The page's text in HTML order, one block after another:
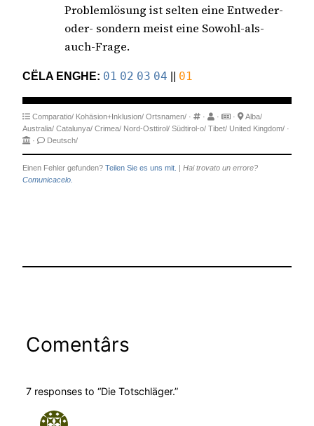
Problemlösung ist selten eine Entweder-
oder- sondern meist eine Sowohl-als-
auch-Frage.
CËLA ENGHE: 01 02 03 04 || 01
Comparatio/ Kohäsion+Inklusion/ Ortsnamen/ · · · ·
Alba/
Australia/ Catalunya/ Crimea/ Nord-Osttirol/ Südtirol-o/ Tibet/ United Kingdom/ ·
·
Deutsch/
Einen Fehler gefunden? Teilen Sie es uns mit.
Hai trovato un errore?
Comunicacelo.
Comentârs
7 responses to “Die Totschläger.”